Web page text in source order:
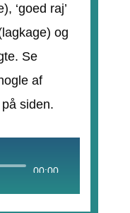
‘goed raj’
og
Se
af
siden.
00:00